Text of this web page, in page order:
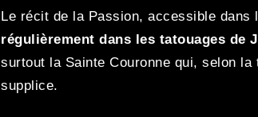
Le récit de la Passion, accessible dans
régulièrement dans les tatouages de
surtout la Sainte Couronne qui, selon
supplice.